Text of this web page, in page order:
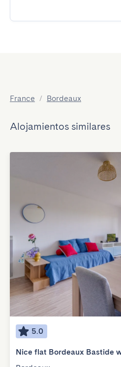
France / Bordeaux
Alojamientos similares
5.0
Nice flat Bordeaux Bastide